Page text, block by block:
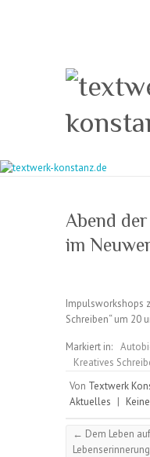
Abend
im
Impulsworkshops
Schreiben“ um 20
Markiert in:
Kreatives
Von Textwerk
Aktuelles |
← Dem Leben